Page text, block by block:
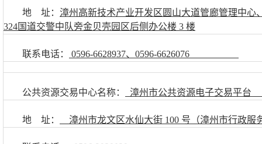
地 址： 漳州高新技术产业开发区圆山大道管廊管理中心
324国道交警中队旁金贝壳园区后侧办公楼 3 楼
联系电话： 0596-6628937、 0596-6626076
公共资源交易中心名称： 漳州市公共资源电子交易平台
地 址： 漳州市龙文区水仙大街 100 号（漳州市行政服